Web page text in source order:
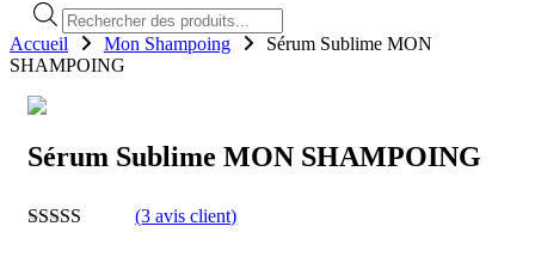
Recherche
de
produits
Accueil Mon Shampoing
Sérum Sublime MON
SHAMPOING
Sérum Sublime MON SHAMPOING
(3 avis client)